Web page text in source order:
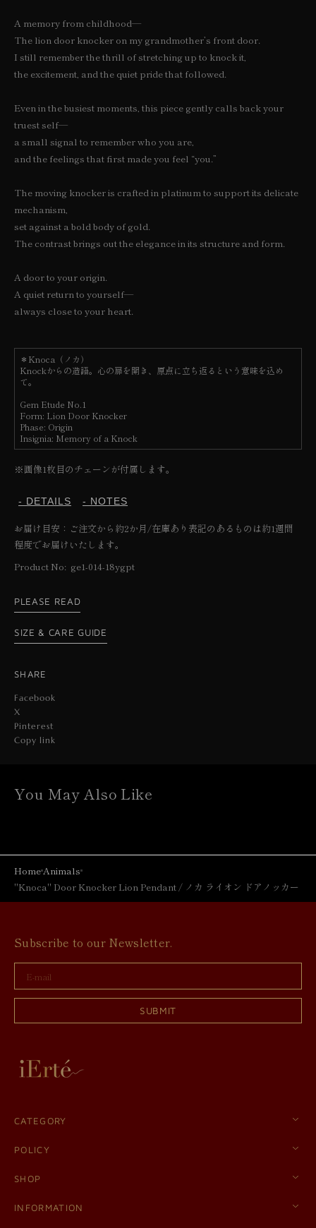
A memory from childhood—
The lion door knocker on my grandmother’s front door.
I still remember the thrill of stretching up to knock it,
the excitement, and the quiet pride that followed.
Even in the busiest moments, this piece gently calls back your
truest self—
a small signal to remember who you are,
and the feelings that first made you feel “you.”
The moving knocker is crafted in platinum to support its delicate
mechanism,
set against a bold body of gold.
The contrast brings out the elegance in its structure and form.
A door to your origin.
A quiet return to yourself—
always close to your heart.
＊Knoca（ノカ）
Knockからの造語。心の扉を開き、原点に立ち返るという意味を込め
て。
Gem Etude No.1
Form: Lion Door Knocker
Phase: Origin
Insignia: Memory of a Knock
※画像1枚目のチェーンが付属します。
- DETAILS - NOTES
お届け目安：ご注文から約2か月/在庫あり表記のあるものは約1週間
程度でお届けいたします。
SKU:
Product No: ge1-014-18ygpt
PLEASE READ
SIZE & CARE GUIDE
SHARE
Facebook
X
Pinterest
Copy link
You May Also Like
HomeAnimals
"Knoca" Door Knocker Lion Pendant / ノカ ライオン ドアノッカー
CATEGORY
POLICY
SHOP
INFORMATION
Subscribe to our Newsletter.
mail
SUBMIT